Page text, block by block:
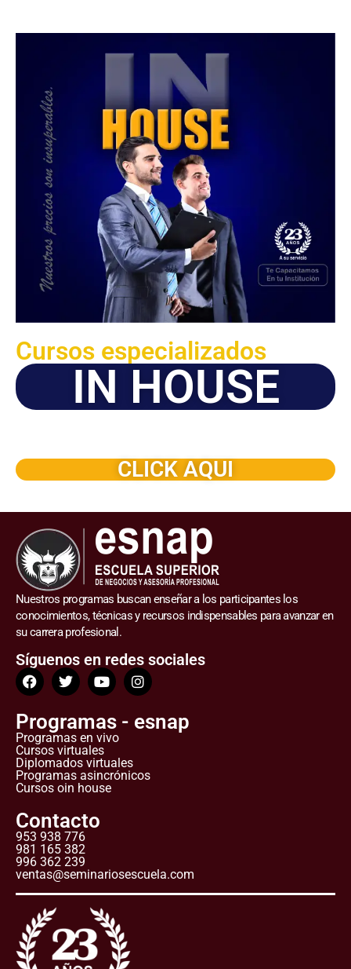
Cursos especializados
IN HOUSE
CLICK AQUI
Nuestros programas buscan enseñar a los participantes los
conocimientos, técnicas y recursos indispensables para avanzar en
su carrera profesional.
Síguenos en redes sociales
Programas - esnap
Programas en vivo
Cursos virtuales
Diplomados virtuales
Programas asincrónicos
Cursos oin house
Contacto
953 938 776
981 165 382
996 362 239
ventas@seminariosescuela.com